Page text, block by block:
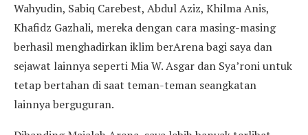
Wahyudin, Sabiq Carebest, Abdul Aziz, Khilma Anis,
Khafidz Gazhali, mereka dengan cara masing-masing
berhasil menghadirkan iklim berArena bagi saya dan
sejawat lainnya seperti Mia W. Asgar dan Sya’roni untuk
tetap bertahan di saat teman-teman seangkatan
lainnya berguguran.